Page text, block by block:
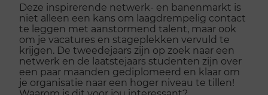
Deze inspirerende netwerk- en banenmarkt is
niet alleen een kans om laagdrempelig contact
te leggen met aanstormend talent, maar ook
om je vacatures en stageplekken vervuld te
krijgen. De tweedejaars zijn op zoek naar een
netwerk en de laatstejaars studenten zijn over
een paar maanden gediplomeerd en klaar om
je organisatie naar een hoger niveau te tillen!